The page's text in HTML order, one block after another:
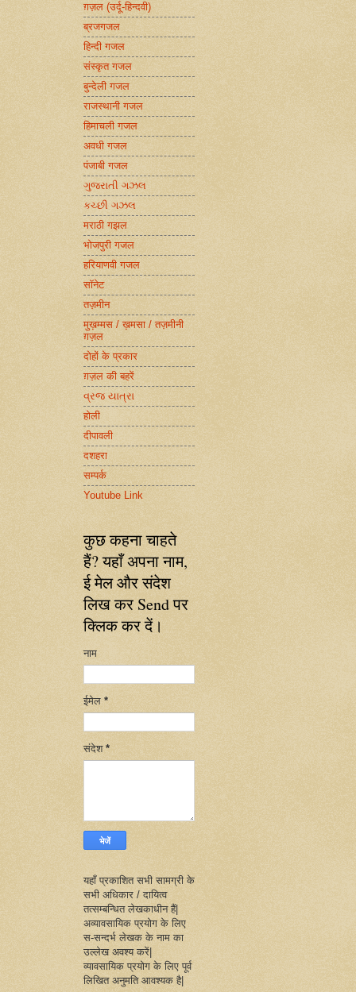
ग़ज़ल (उर्दू-हिन्दवी)
ब्रजगजल
हिन्दी गजल
संस्कृत गजल
बुन्देली गजल
राजस्थानी गजल
हिमाचली गजल
अवधी गजल
पंजाबी गजल
ગુજરાતી ગઝલ
કચ્છી ગઝલ
मराठी गझल
भोजपुरी गजल
हरियाणवी गजल
सॉनेट
तज़मीन
मुख़म्मस / ख़मसा / तज़मीनी
ग़ज़ल
दोहों के प्रकार
ग़ज़ल की बहरें
વ્રજ યાત્રા
होली
दीपावली
दशहरा
सम्पर्क
Youtube Link
कुछ कहना चाहते
हैं? यहाँ अपना नाम,
ई मेल और संदेश
लिख कर Send पर
क्लिक कर दें।
नाम
ईमेल *
संदेश *
यहाँ प्रकाशित सभी सामग्री के
सभी अधिकार / दायित्व
तत्सम्बन्धित लेखकाधीन हैं|
अव्यावसायिक प्रयोग के लिए
स-सन्दर्भ लेखक के नाम का
उल्लेख अवश्य करें|
व्यावसायिक प्रयोग के लिए पूर्व
लिखित अनुमति आवश्यक है|